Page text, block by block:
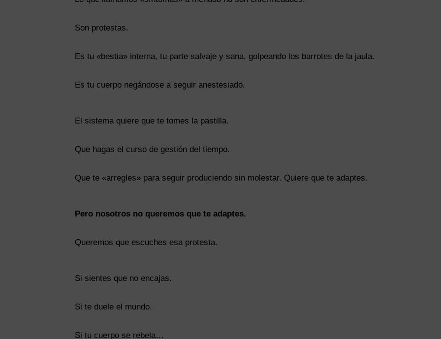
Son protestas.
Es tu «bestia» interna, tu parte salvaje y sana, golpeando los barrotes de la jaula.
Es tu cuerpo negándose a seguir anestesiado.
El sistema quiere que te tomes la pastilla.
Que hagas el curso de gestión del tiempo.
Que te «arregles» para seguir produciendo sin molestar. Quiere que te adaptes.
Pero nosotros no queremos que te adaptes.
Queremos que escuches esa protesta.
Si sientes que no encajas.
Si te duele el mundo.
Si tu cuerpo se rebela…